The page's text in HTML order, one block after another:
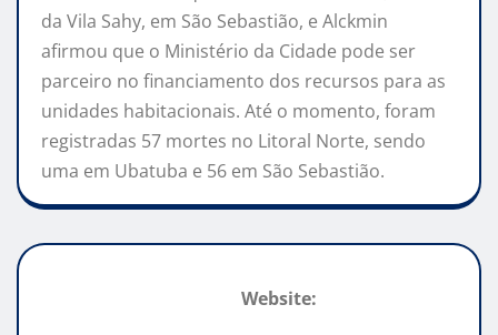
da Vila Sahy, em São Sebastião, e Alckmin
afirmou que o Ministério da Cidade pode ser
parceiro no financiamento dos recursos para as
unidades habitacionais. Até o momento, foram
registradas 57 mortes no Litoral Norte, sendo
uma em Ubatuba e 56 em São Sebastião.
Website: